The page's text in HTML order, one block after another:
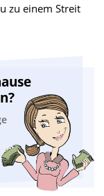
zu einem Streit